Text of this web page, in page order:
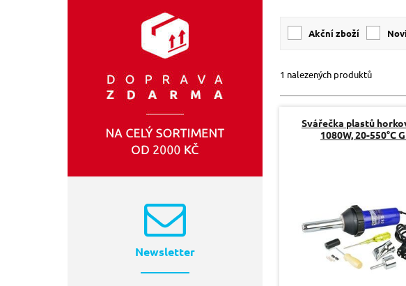
Newsletter
Akční zboží
1 nalezených produktů
Svářečka plastů
1080W, 20-550°C